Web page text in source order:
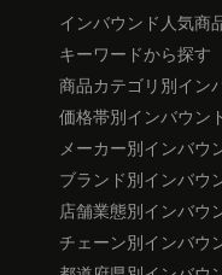
インバウンド人気商
キーワードから探す
商品カテゴリ別イン
価格帯別インバウン
メーカー別インバウ
ブランド別インバウ
店舗業態別インバウ
チェーン別インバウ